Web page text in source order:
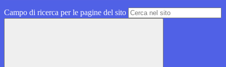
Campo di ricerca per le pagine del sito